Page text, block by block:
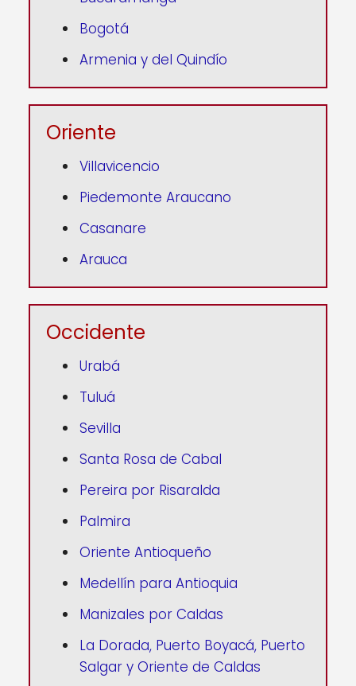
Bogotá
Armenia y del Quindío
Oriente
Villavicencio
Piedemonte Araucano
Casanare
Arauca
Occidente
Urabá
Tuluá
Sevilla
Santa Rosa de Cabal
Pereira por Risaralda
Palmira
Oriente Antioqueño
Medellín para Antioquia
Manizales por Caldas
La Dorada, Puerto Boyacá, Puerto
Salgar y Oriente de Caldas